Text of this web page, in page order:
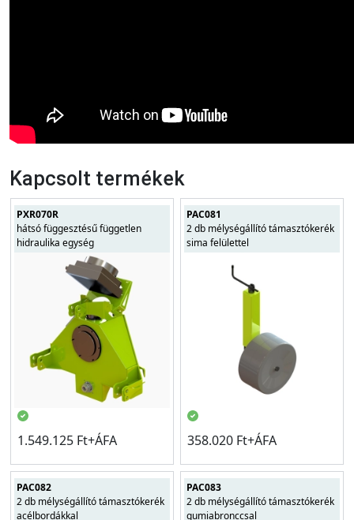
Kapcsolt termékek
PXR070R
hátsó függesztésű független
hidraulika egység
1.549.125 Ft+ÁFA
PAC081
2 db mélységállító támasztókerék
sima felülettel
358.020 Ft+ÁFA
PAC082
2 db mélységállító támasztókerék
acélbordákkal
PAC083
2 db mélységállító támasztókerék
gumiabronccsal